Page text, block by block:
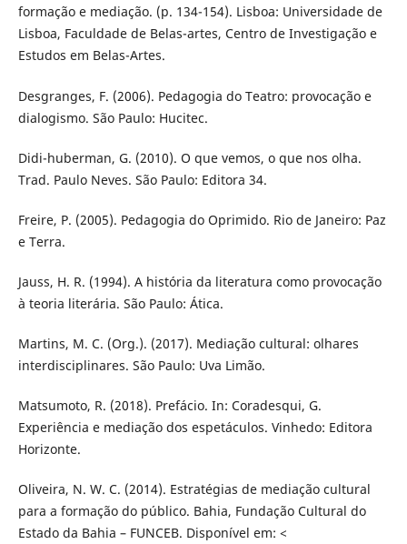
formação e mediação. (p. 134-154). Lisboa: Universidade de
Lisboa, Faculdade de Belas-artes, Centro de Investigação e
Estudos em Belas-Artes.
Desgranges, F. (2006). Pedagogia do Teatro: provocação e
dialogismo. São Paulo: Hucitec.
Didi-huberman, G. (2010). O que vemos, o que nos olha.
Trad. Paulo Neves. São Paulo: Editora 34.
Freire, P. (2005). Pedagogia do Oprimido. Rio de Janeiro: Paz
e Terra.
Jauss, H. R. (1994). A história da literatura como provocação
à teoria literária. São Paulo: Ática.
Martins, M. C. (Org.). (2017). Mediação cultural: olhares
interdisciplinares. São Paulo: Uva Limão.
Matsumoto, R. (2018). Prefácio. In: Coradesqui, G.
Experiência e mediação dos espetáculos. Vinhedo: Editora
Horizonte.
Oliveira, N. W. C. (2014). Estratégias de mediação cultural
para a formação do público. Bahia, Fundação Cultural do
Estado da Bahia – FUNCEB. Disponível em: <